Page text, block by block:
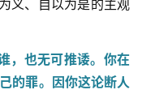
义、自以为是的主观
，也无可推诿。你在
的罪。因你这论断人